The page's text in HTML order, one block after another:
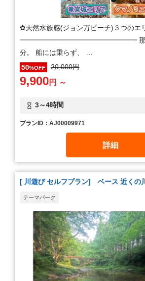
✿天然水族感(ジョン万ビーチ)３つ
━━━━━━━━━━━━━━━━━ 那覇
分。 船には乗らず、 …
3～4時間
50%OFF 20,000円
9,900円 ～
プランID：AJ00009971
詳細
[ 川遊び セルフプラン] ベース 近くの
テーマパーク